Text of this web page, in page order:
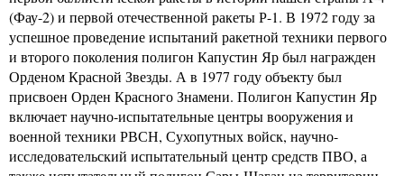
(Фау-2) и первой отечественной ракеты Р-1. В 1972 году за
успешное проведение испытаний ракетной техники первого
и второго поколения полигон Капустин Яр был награжден
Орденом Красной Звезды. А в 1977 году объекту был
присвоен Орден Красного Знамени. Полигон Капустин Яр
включает научно-испытательные центры вооружения и
военной техники РВСН, Сухопутных войск, научно-
исследовательский испытательный центр средств ПВО, а